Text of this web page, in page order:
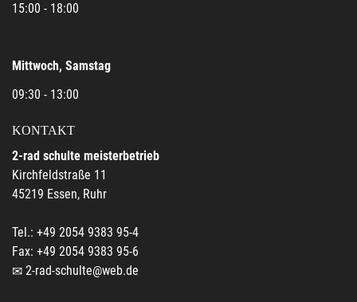
15:00 - 18:00
Mittwoch, Samstag
09:30 - 13:00
KONTAKT
2-rad schulte meisterbetrieb
Kirchfeldstraße 11
45219 Essen, Ruhr
Tel.: +49 2054 9383 95-4
Fax: +49 2054 9383 95-6
2-rad-schulte@web.de